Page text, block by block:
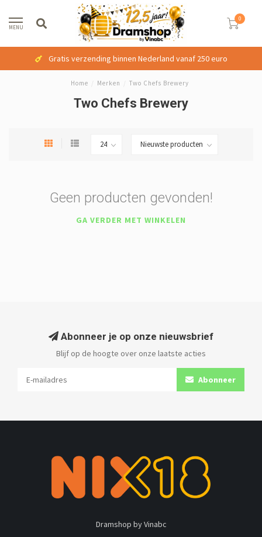
MENU
0
Gratis verzending binnen Nederland vanaf 250 euro
Home Merken Two Chefs Brewery
Two Chefs Brewery
Geen producten gevonden!
GA VERDER MET WINKELEN
Abonneer je op onze nieuwsbrief
Blijf op de hoogte over onze laatste acties
Abonneer
Dramshop by Vinabc